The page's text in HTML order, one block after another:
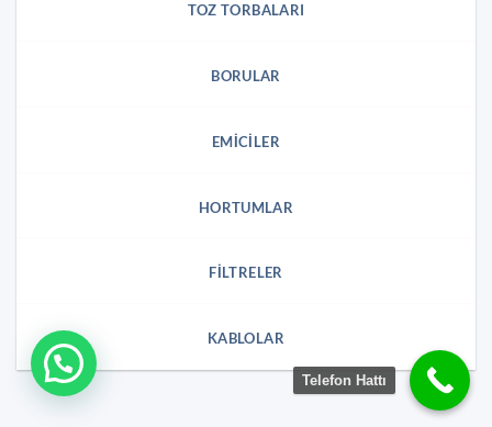
TOZ TORBALARI
BORULAR
EMICILER
HORTUMLAR
FILTRELER
KABLOLAR
Telefon Hattı